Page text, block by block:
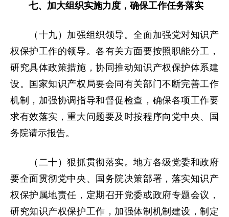
七、加大组织实施力度，确保工作任务落实
（十九）加强组织领导。全面加强党对知识产
权保护工作的领导。各有关方面要按照职能分工，
研究具体政策措施，协同推动知识产权保护体系建
设。国家知识产权局要会同有关部门不断完善工作
机制，加强协调指导和督促检查，确保各项工作要
求有效落实，重大问题要及时按程序向党中央、国
务院请示报告。
（二十）狠抓贯彻落实。地方各级党委和政府
要全面贯彻党中央、国务院决策部署，落实知识产
权保护属地责任，定期召开党委或政府专题会议，
研究知识产权保护工作，加强体制机制建设，制定